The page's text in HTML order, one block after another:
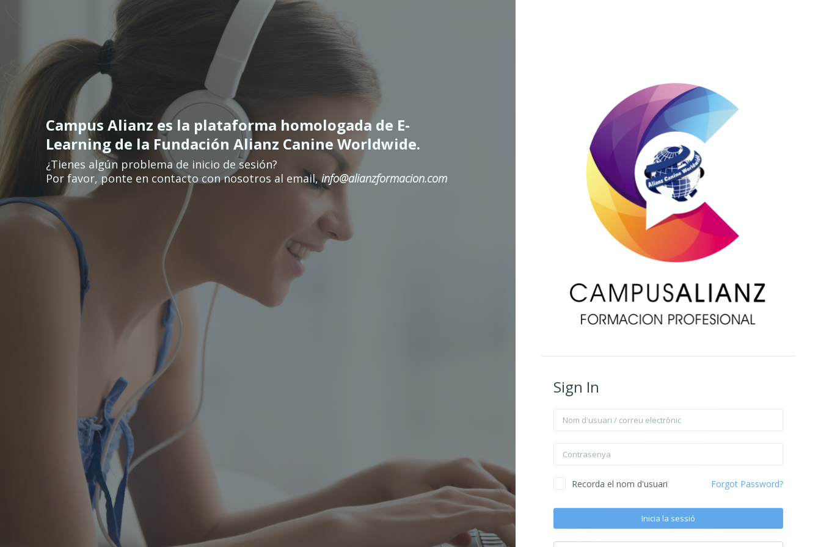
Campus Alianz es la plataforma homologada de E-
Learning de la Fundación Alianz Canine Worldwide.
¿Tienes algún problema de inicio de sesión?
Por favor, ponte en contacto con nosotros al email,info@alianzformacion.com
Sign In
Nom d'usuari / correu electrònic
Recorda el nom d'usuari Forgot Password?
Inicia la sessió